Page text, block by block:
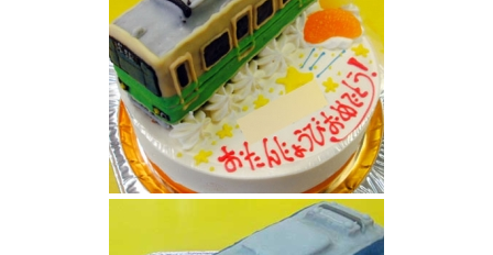
江ノ島電鉄1000形旧塗装電車ケーキ